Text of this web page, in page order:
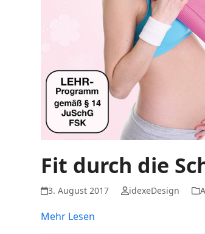
Fit durch die
3. August 2017 idexeDesign
Mehr Lesen